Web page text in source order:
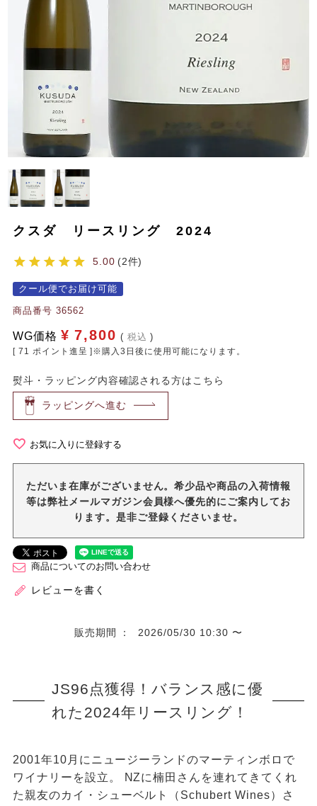
クスダ リースリング 2024
5.00 2
クール便でお届け可能
商品番号 36562
WG価格 ¥ 7,800 税込
[ 71 ポイント進呈 ]※購入3日後に使用可能になります。
熨斗・ラッピング内容確認される方はこちら
ラッピングへ進む
お気に入りに登録する
ただいま在庫がございません。希少品や商品の入荷情報
等は弊社メールマガジン会員様へ優先的にご案内してお
ります。是非ご登録くださいませ。
商品についてのお問い合わせ
レビューを書く
販売期間 2026/05/30 10:30 〜
JS96点獲得！バランス感に優
れた2024年リースリング！
2001年10月にニュージーランドのマーティンボロで
ワイナリーを設立。 NZに楠田さんを連れてきてくれ
た親友のカイ・シューベルト（Schubert Wines）さ